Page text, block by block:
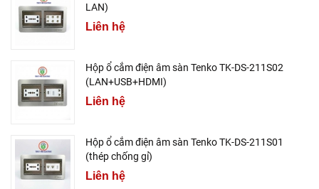
LAN)
Liên hệ
Hộp ổ cắm điện âm sàn Tenko TK-DS-211S02
(LAN+USB+HDMI)
Liên hệ
Hộp ổ cắm điện âm sàn Tenko TK-DS-211S01
(thép chống gỉ)
Liên hệ